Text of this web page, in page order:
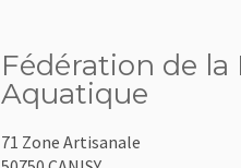
Fédération de
Aquatique
71 Zone Artisanale